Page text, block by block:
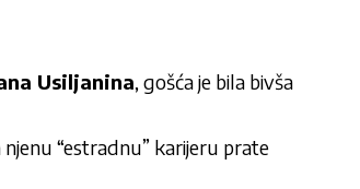
Usiljanina, gošća je bila bivša
“estradnu” karijeru prate